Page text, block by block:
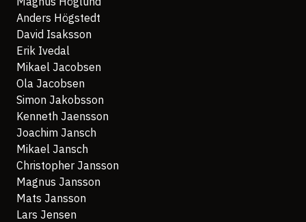
Anders Högstedt
David Isaksson
Erik Ivedal
Mikael Jacobsen
Ola Jacobsen
Simon Jakobsson
Kenneth Jaensson
Joachim Jansch
Mikael Jansch
Christopher Jansson
Magnus Jansson
Mats Jansson
Lars Jensen